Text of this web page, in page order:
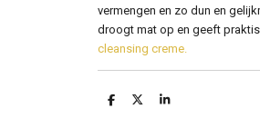
vermengen en zo dun en
droogt mat op en geeft
cleansing creme.
D
D
S